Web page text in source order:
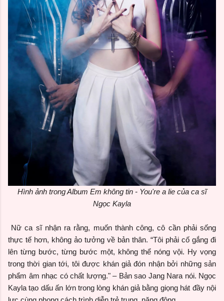
Hình ảnh trong Album Em không tin - You're a lie của ca sĩ
Ngọc Kayla
Nữ ca sĩ nhận ra rằng, muốn thành công, cô cần phải sống
thực tế hơn, không ảo tưởng về bản thân. “Tôi phải cố gắng đi
lên từng bước, từng bước một, không thể nóng vội. Hy vọng
trong thời gian tới, tôi được khán giả đón nhận bởi những sản
phẩm âm nhạc có chất lượng." – Bản sao Jang Nara nói. Ngọc
Kayla tạo dấu ấn lớn trong lòng khán giả bằng giọng hát đầy nội